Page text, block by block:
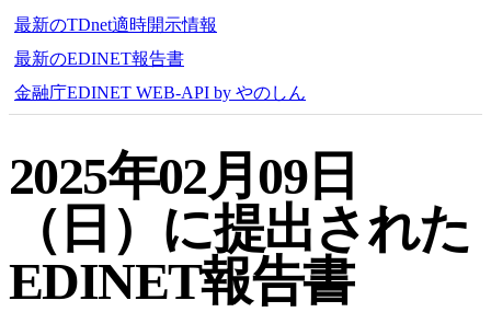
最新のTDnet適時開示情報
最新のEDINET報告書
金融庁EDINET WEB-API by やのしん
2025年02月09日
（日）に提出された
EDINET報告書